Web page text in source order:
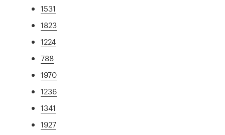
1531
1823
1224
788
1970
1236
1341
1927